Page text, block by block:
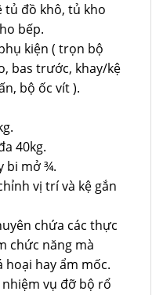
đồ khô, tủ kho
bếp.
kiện ( trọn bộ
bas trước, khay/kệ
bộ ốc vít ).
40kg.
bi mở ¾.
vị trí và kệ gắn
chứa các thực
chức năng mà
hay ẩm mốc.
vụ đỡ bộ rổ